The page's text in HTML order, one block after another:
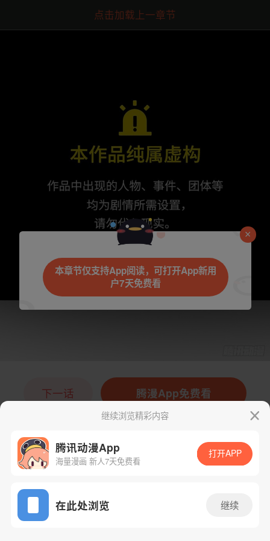
点击加载上一章节
App免费看
下一话 腾漫App免费看
继续浏览精彩内容
腾讯动漫App
海量漫画 新人7天免费看
打开APP
在此处浏览 继续
本章节仅支持App阅读，可打开App新用
户7天免费看
是否前往腾漫App继续阅读
立即前往